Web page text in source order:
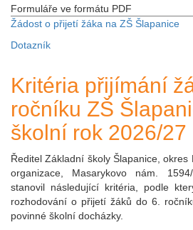
Formuláře ve formátu PDF
Žádost o přijetí žáka na ZŠ Šlapanice
Dotazník
Kritéria přijímání
ročníku ZŠ
školní rok 2026/27
Ředitel Základní školy Šlapanice, okres
organizace, Masarykovo nám.
stanovil následující kritéria, podle
rozhodování o přijetí žáků do 6.
povinné školní docházky.